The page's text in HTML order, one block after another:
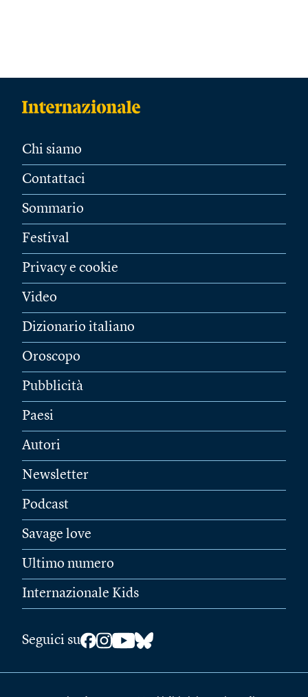
Chi siamo
Contattaci
Sommario
Festival
Privacy e cookie
Video
Dizionario italiano
Oroscopo
Pubblicità
Paesi
Autori
Newsletter
Podcast
Savage love
Ultimo numero
Internazionale Kids
Seguici su